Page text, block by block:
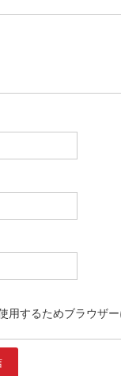
用するためブラウザ